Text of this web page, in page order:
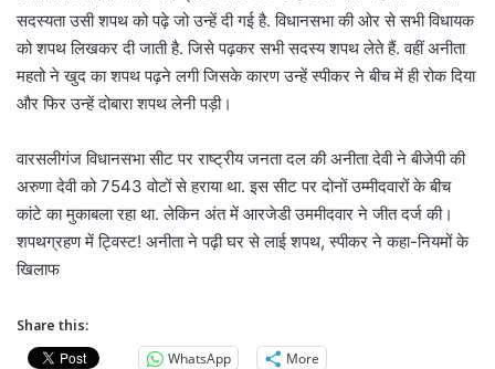
सदस्यता उसी शपथ को पढ़े जो उन्हें दी गई है. विधानसभा की ओर से सभी विधायक
को शपथ लिखकर दी जाती है. जिसे पढ़कर सभी सदस्य शपथ लेते हैं. वहीं अनीता
महतो ने खुद का शपथ पढ़ने लगी जिसके कारण उन्हें स्पीकर ने बीच में ही रोक दिया
और फिर उन्हें दोबारा शपथ लेनी पड़ी।
वारसलीगंज विधानसभा सीट पर राष्ट्रीय जनता दल की अनीता देवी ने बीजेपी की
अरुणा देवी को 7543 वोटों से हराया था. इस सीट पर दोनों उम्मीदवारों के बीच
कांटे का मुकाबला रहा था. लेकिन अंत में आरजेडी उममीदवार ने जीत दर्ज की।
शपथग्रहण में ट्विस्ट! अनीता ने पढ़ी घर से लाई शपथ, स्पीकर ने कहा-नियमों के
खिलाफ
Share this:
WhatsApp
More